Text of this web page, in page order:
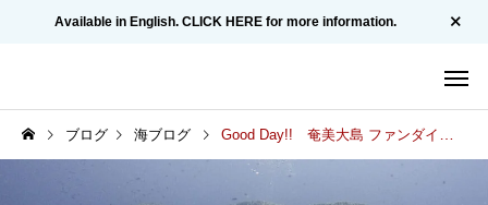
Available in English. CLICK HERE for more information.
ブログ 海ブログ Good Day!! 奄美大島 ファンダイビング/ 本日の海況